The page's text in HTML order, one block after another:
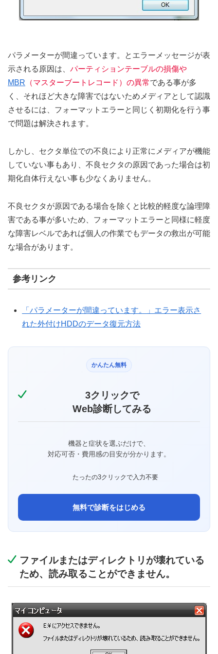
パラメーターが間違っています。とエラーメッセージが表
示される原因は、 パーティションテーブルの損傷や
MBR （マスターブートレコード）の異常である事が多
く、それほど大きな障害ではないためメディアとして認識
させるには、フォーマットエラーと同じく初期化を行う事
で問題は解決されます。
しかし、セクタ単位での不良により正常にメディアが機能
していない事もあり、不良セクタの原因であった場合は初
期化自体行えない事も少なくありません。
不良セクタが原因である場合を除くと比較的軽度な論理障
害である事が多いため、フォーマットエラーと同様に軽度
な障害レベルであれば個人の作業でもデータの救出が可能
な場合があります。
参考リンク
「パラメーターが間違っています。」エラー表示さ
れた外付けHDDのデータ復元方法
かんたん無料
3クリックで
Web診断してみる
機器と症状を選ぶだけで、
対応可否・費用感の目安が分かります。
たったの3クリックで入力不要
無料で診断をはじめる
ファイルまたはディレクトリが壊れている
ため、読み取ることができません。